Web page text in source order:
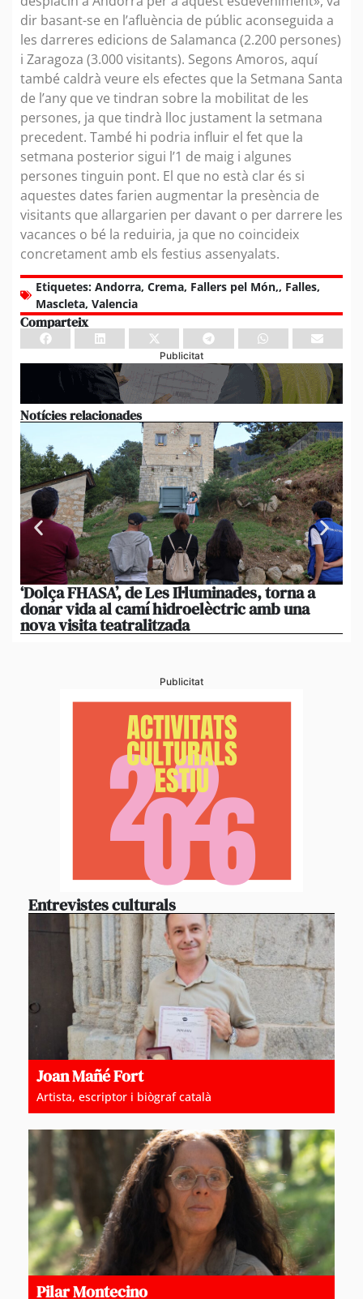
dir basant-se en l’afluència de públic aconseguida a
les darreres edicions de Salamanca (2.200 persones)
i Zaragoza (3.000 visitants). Segons Amoros, aquí
també caldrà veure els efectes que la Setmana Santa
de l’any que ve tindran sobre la mobilitat de les
persones, ja que tindrà lloc justament la setmana
precedent. També hi podria influir el fet que la
setmana posterior sigui l’1 de maig i algunes
persones tinguin pont. El que no està clar és si
aquestes dates farien augmentar la presència de
visitants que allargarien per davant o per darrere les
vacances o bé la reduiria, ja que no coincideix
concretament amb els festius assenyalats.
Etiquetes: Andorra, Crema, Fallers pel Món,, Falles,
Mascleta, Valencia
Comparteix
Publicitat
Notícies relacionades
‘Dolça FHASA’, de Les Il·luminades, torna a
donar vida al camí hidroelèctric amb una
nova visita teatralitzada
Publicitat
Entrevistes culturals
Joan Mañé Fort
Artista, escriptor i biògraf català
Pilar Montecino